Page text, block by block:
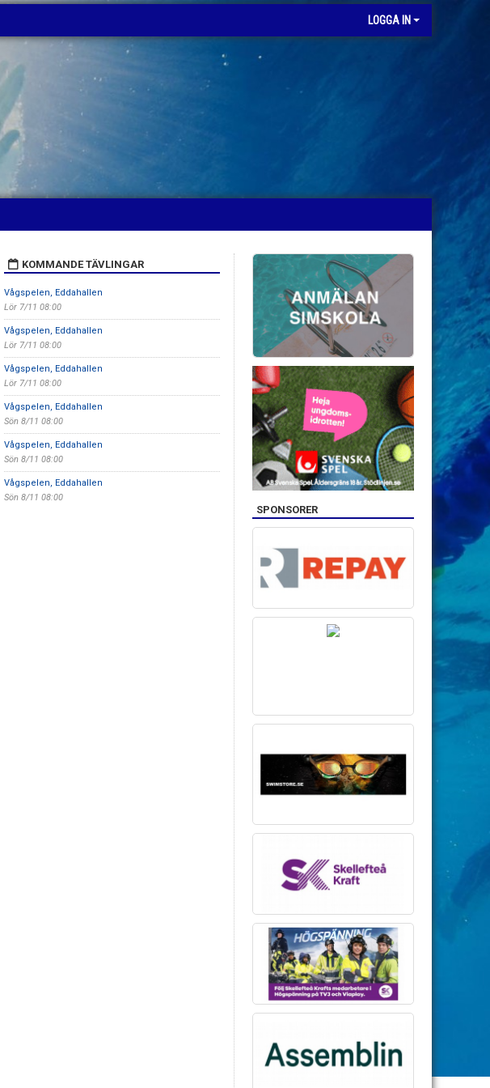
LOGGA IN
KOMMANDE TÄVLINGAR
Vågspelen, Eddahallen
Lör 7/11 08:00
Vågspelen, Eddahallen
Lör 7/11 08:00
Vågspelen, Eddahallen
Lör 7/11 08:00
Vågspelen, Eddahallen
Sön 8/11 08:00
Vågspelen, Eddahallen
Sön 8/11 08:00
Vågspelen, Eddahallen
Sön 8/11 08:00
SPONSORER